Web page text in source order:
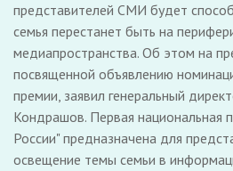
представителей СМИ будет
семья перестанет быть на
медиапространства. Об этом на
посвященной объявлению
премии, заявил генеральный
Кондрашов. Первая национальная
России" предназначена для
освещение темы семьи в